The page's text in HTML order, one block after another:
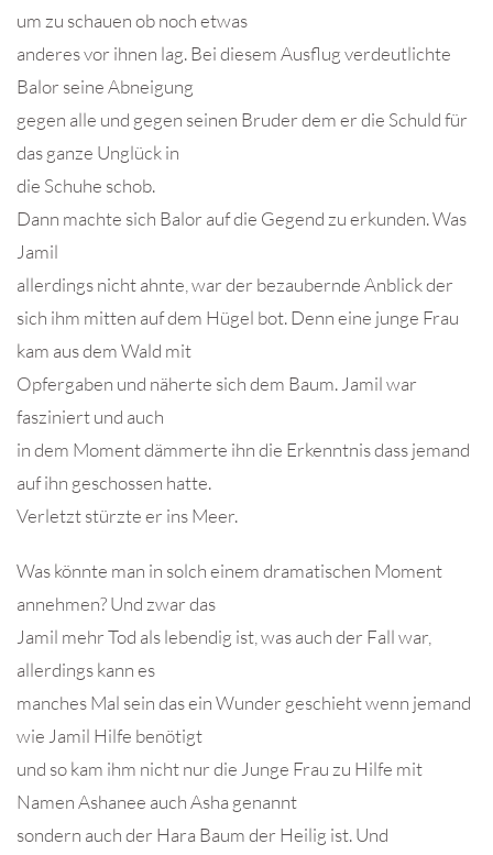
um zu schauen ob noch etwas
anderes vor ihnen lag. Bei diesem Ausflug verdeutlichte
Balor seine Abneigung
gegen alle und gegen seinen Bruder dem er die Schuld für
das ganze Unglück in
die Schuhe schob.
Dann machte sich Balor auf die Gegend zu erkunden. Was
Jamil
allerdings nicht ahnte, war der bezaubernde Anblick der
sich ihm mitten auf dem Hügel bot. Denn eine junge Frau
kam aus dem Wald mit
Opfergaben und näherte sich dem Baum. Jamil war
fasziniert und auch
in dem Moment dämmerte ihn die Erkenntnis dass jemand
auf ihn geschossen hatte.
Verletzt stürzte er ins Meer.
Was könnte man in solch einem dramatischen Moment
annehmen? Und zwar das
Jamil mehr Tod als lebendig ist, was auch der Fall war,
allerdings kann es
manches Mal sein das ein Wunder geschieht wenn jemand
wie Jamil Hilfe benötigt
und so kam ihm nicht nur die Junge Frau zu Hilfe mit
Namen Ashanee auch Asha genannt
sondern auch der Hara Baum der Heilig ist. Und